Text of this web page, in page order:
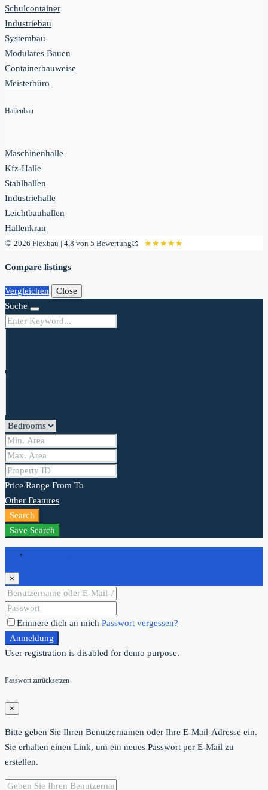
Schulcontainer
Industriebau
Systembau
Modulares Bauen
Containerbauweise
Meisterbüro
Hallenbau
Maschinenhalle
Kfz-Halle
Stahlhallen
Industriehalle
Leichtbauhallen
Hallenkran
© 2026 Flexbau | 4,8 von 5 Bewertung ★★★★★
★★★★★
Compare listings
Vergleichen
Close
Suche
Price Range From To
Other Features
Search
Save Search
×
Erinnere dich an mich Passwort vergessen?
Anmeldung
User registration is disabled for demo purpose.
Passwort zurücksetzen
×
Bitte geben Sie Ihren Benutzernamen oder Ihre E-Mail-Adresse ein.
Sie erhalten einen Link, um ein neues Passwort per E-Mail zu
erstellen.